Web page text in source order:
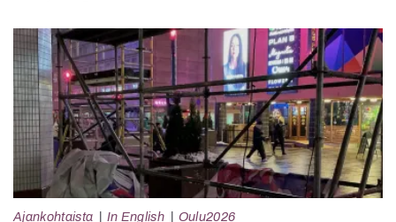
Ajankohtaista In English Oulu2026